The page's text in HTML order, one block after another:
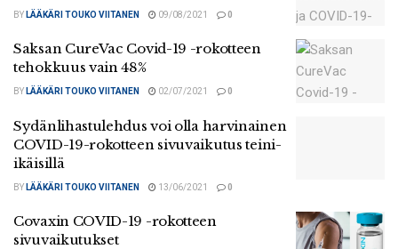
BY LÄÄKÄRI TOUKO VIITANEN 09/08/2021 0
Saksan CureVac Covid-19 -rokotteen
tehokkuus vain 48%
BY LÄÄKÄRI TOUKO VIITANEN 02/07/2021 0
Sydänlihastulehdus voi olla harvinainen
COVID-19-rokotteen sivuvaikutus teini-
ikäisillä
BY LÄÄKÄRI TOUKO VIITANEN 13/06/2021 0
Covaxin COVID-19 -rokotteen
sivuvaikutukset